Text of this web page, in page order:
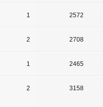
1 2572
2 2708
1 2465
2 3158